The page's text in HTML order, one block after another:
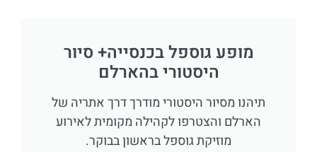
מופע גוספל בכנסייה+ סיור
היסטורי בהארלם
תיהנו מסיור היסטורי מודרך דרך אתריה של
הארלם והצטרפו לקהילה מקומית לאירוע
מוזיקת גוספל בראשון בבוקר.